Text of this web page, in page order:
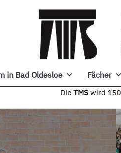
in Bad Oldesloe Fächer
TMS wird 150